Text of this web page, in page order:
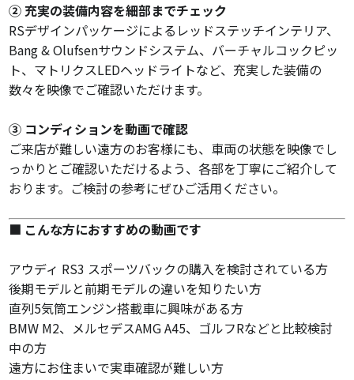
② 充実の装備内容を細部までチェック
RSデザインパッケージによるレッドステッチインテリア、
Bang & Olufsenサウンドシステム、バーチャルコックピッ
ト、マトリクスLEDヘッドライトなど、充実した装備の
数々を映像でご確認いただけます。
③ コンディションを動画で確認
ご来店が難しい遠方のお客様にも、車両の状態を映像でし
っかりとご確認いただけるよう、各部を丁寧にご紹介して
おります。ご検討の参考にぜひご活用ください。
■ こんな方におすすめの動画です
アウディ RS3 スポーツバックの購入を検討されている方
後期モデルと前期モデルの違いを知りたい方
直列5気筒エンジン搭載車に興味がある方
BMW M2、メルセデスAMG A45、ゴルフRなどと比較検討
中の方
遠方にお住まいで実車確認が難しい方